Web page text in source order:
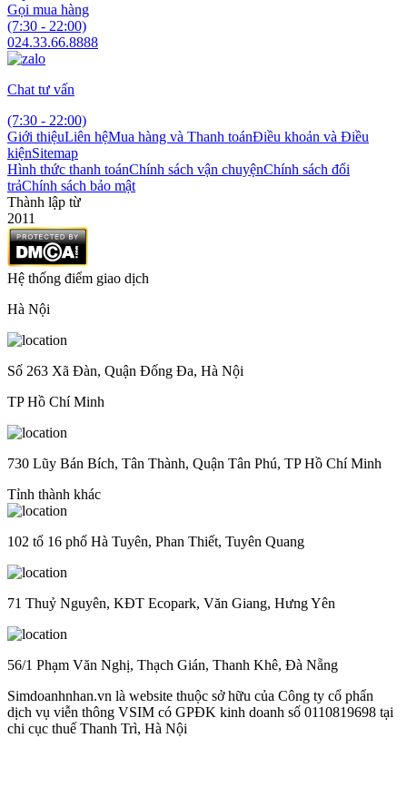
Gọi mua hàng
(7:30 - 22:00)
024.33.66.8888
Chat tư vấn
(7:30 - 22:00)
Giới thiệuLiên hệMua hàng và Thanh toánĐiều khoản và Điều
kiệnSitemap
Hình thức thanh toánChính sách vận chuyệnChính sách đổi
trảChính sách bảo mật
Thành lập từ
2011
Hệ thống điểm giao dịch
Hà Nội
Số 263 Xã Đàn, Quận Đống Đa, Hà Nội
TP Hồ Chí Minh
730 Lũy Bán Bích, Tân Thành, Quận Tân Phú, TP Hồ Chí Minh
Tỉnh thành khác
102 tổ 16 phố Hà Tuyên, Phan Thiết, Tuyên Quang
71 Thuỷ Nguyên, KĐT Ecopark, Văn Giang, Hưng Yên
56/1 Phạm Văn Nghị, Thạch Gián, Thanh Khê, Đà Nẵng
Simdoanhnhan.vn là website thuộc sở hữu của Công ty cổ phẩn
dịch vụ viễn thông VSIM có GPĐK kinh doanh số 0110819698 tại
chi cục thuế Thanh Trì, Hà Nội